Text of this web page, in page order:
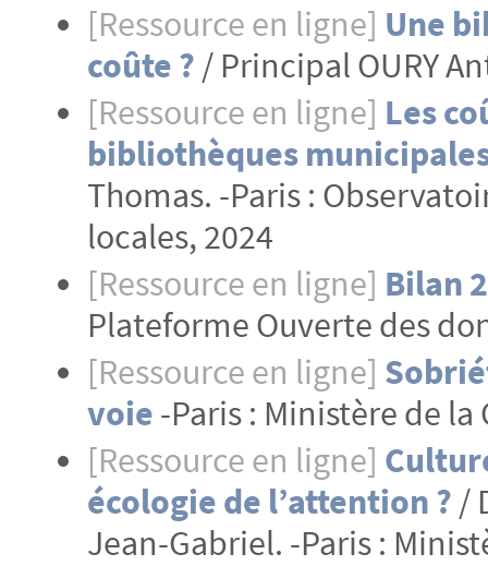
[Ressource en ligne] Une
coûte ? / Principal OURY
[Ressource en ligne] Les
bibliothèques
Thomas. -Paris :
locales, 2024
[Ressource en ligne] Bilan
Plateforme Ouverte des
[Ressource en ligne]
voie -Paris : Ministère de la
[Ressource en ligne]
écologie de l’attention ? /
Jean-Gabriel. -Paris :